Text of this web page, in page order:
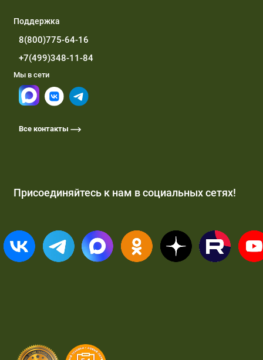
Поддержка
8(800)775-64-16
+7(499)348-11-84
Мы в сети
Все контакты
Присоединяйтесь к нам в социальных сетях!